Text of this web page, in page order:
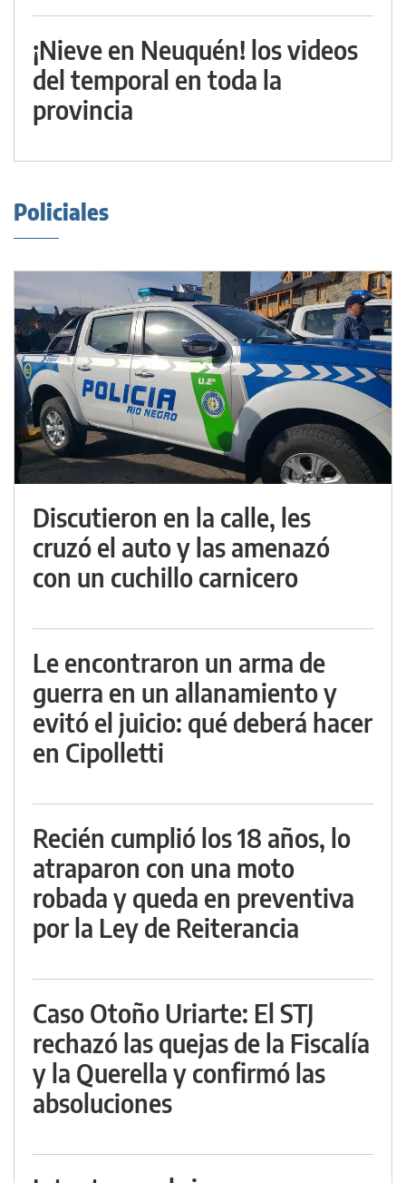
¡Nieve en Neuquén! los videos
del temporal en toda la
provincia
Policiales
Discutieron en la calle, les
cruzó el auto y las amenazó
con un cuchillo carnicero
Le encontraron un arma de
guerra en un allanamiento y
evitó el juicio: qué deberá hacer
en Cipolletti
Recién cumplió los 18 años, lo
atraparon con una moto
robada y queda en preventiva
por la Ley de Reiterancia
Caso Otoño Uriarte: El STJ
rechazó las quejas de la Fiscalía
y la Querella y confirmó las
absoluciones